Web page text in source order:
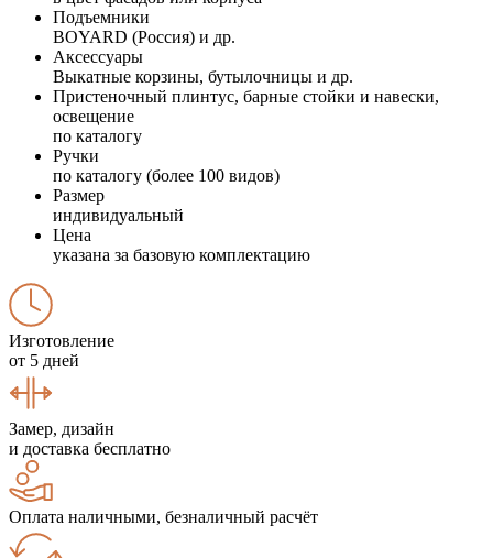
Подъемники
BOYARD (Россия) и др.
Аксессуары
Выкатные корзины, бутылочницы и др.
Пристеночный плинтус, барные стойки и навески,
освещение
по каталогу
Ручки
по каталогу (более 100 видов)
Размер
индивидуальный
Цена
указана за базовую комплектацию
Изготовление
от 5 дней
Замер, дизайн
и доставка бесплатно
Оплата наличными, безналичный расчёт